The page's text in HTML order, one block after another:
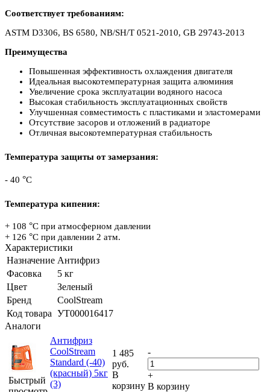
Соответствует требованиям:
ASTM D3306, BS 6580, NB/SH/T 0521-2010, GB 29743-2013
Преимущества
Повышенная эффективность охлаждения двигателя
Идеальная высокотемпературная защита алюминия
Увеличение срока эксплуатации водяного насоса
Высокая стабильность эксплуатационных свойств
Улучшенная совместимость с пластиками и эластомерами
Отсутствие засоров и отложений в радиаторе
Отличная высокотемпературная стабильность
Температура защиты от замерзания:
- 40 °С
Температура кипения:
+ 108 °С при атмосферном давлении
+ 126 °С при давлении 2 атм.
Характеристики
Назначение Антифриз
Фасовка
5 кг
Цвет
Зеленый
Бренд
CoolStream
Код товара УТ000016417
Аналоги
Быстрый
Антифриз
CoolStream
Standard (-40)
(красный) 5кг
(3)
1 485
руб.
В
корзину
-
+
В корзину